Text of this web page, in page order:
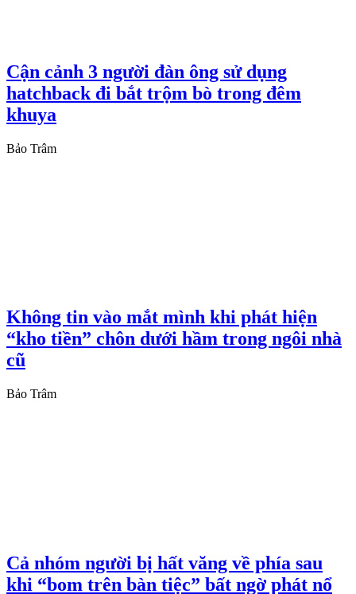
Cận cảnh 3 người đàn ông sử dụng
hatchback đi bắt trộm bò trong đêm
khuya
Bảo Trâm
Không tin vào mắt mình khi phát hiện
“kho tiền” chôn dưới hầm trong ngôi nhà
cũ
Bảo Trâm
Cả nhóm người bị hất văng về phía sau
khi “bom trên bàn tiệc” bất ngờ phát nổ